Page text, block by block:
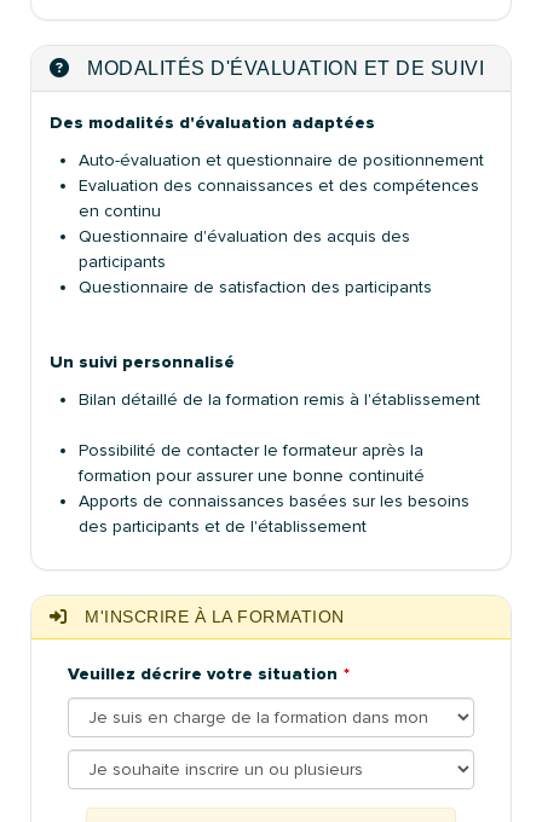
MODALITÉS D'ÉVALUATION ET DE SUIVI
Des modalités d'évaluation adaptées
Auto-évaluation et questionnaire de positionnement
Evaluation des connaissances et des compétences
en continu
Questionnaire d'évaluation des acquis des
participants
Questionnaire de satisfaction des participants
Un suivi personnalisé
Bilan détaillé de la formation remis à l'établissement
Possibilité de contacter le formateur après la
formation pour assurer une bonne continuité
Apports de connaissances basées sur les besoins
des participants et de l'établissement
M'INSCRIRE À LA FORMATION
Veuillez décrire votre situation